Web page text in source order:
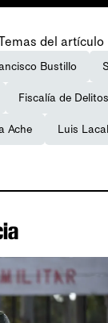
del artículo
Bustillo
Fiscalía de
Ache Luis